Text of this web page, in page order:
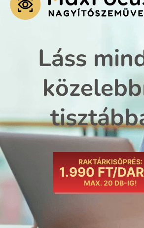
Láss
RAKTÁRKISÖPRÉS:
1.990 FT/
MAX. 20 DB-IG!